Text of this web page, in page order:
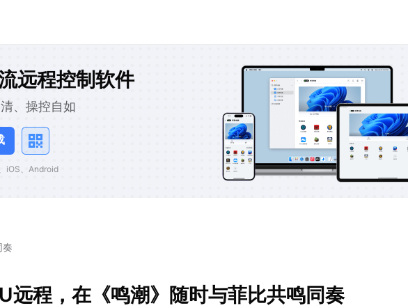
远程控制软件
、操控自如
iOS、Android
奏
远程，在《鸣潮》随时与菲比共鸣同奏